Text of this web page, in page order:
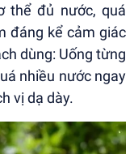
thể đủ nước, quá
đáng kể cảm giác
dùng: Uống từng
nhiều nước ngay
vị dạ dày.